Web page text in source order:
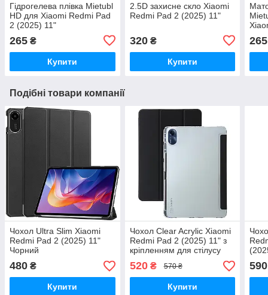
Гідрогелева плівка Mietubl
HD для Xiaomi Redmi Pad
2 (2025) 11"
265 ₴
Купити
2.5D захисне скло Xiaomi
Redmi Pad 2 (2025) 11"
320₴
Купити
265
Подібні товари компанії
Чохол Ultra Slim Xiaomi
Redmi Pad 2 (2025) 11"
Чорний
480 ₴
Купити
Чохол Clear Acrylic Xiaomi
Redmi Pad 2 (2025) 11" з
кріпленням для стілусу
Чорний
520₴ 570 ₴
Купити
590